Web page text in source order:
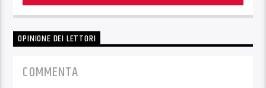
OPINIONE DEI LETTORI
COMMENTA